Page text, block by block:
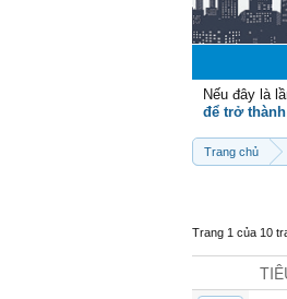
Nếu đây là
để trở
Trang chủ
Trang 1 của 10